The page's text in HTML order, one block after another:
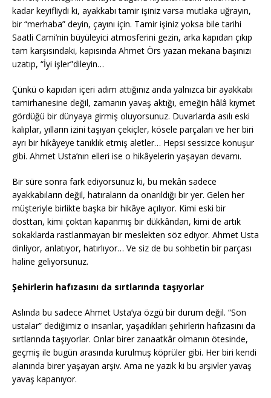
kadar keyifliydi ki, ayakkabı tamir işiniz varsa mutlaka uğrayın,
bir “merhaba” deyin, çayını için. Tamir işiniz yoksa bile tarihi
Saatli Cami’nin büyüleyici atmosferini gezin, arka kapıdan çıkıp
tam karşısındaki, kapısında Ahmet Örs yazan mekana başınızı
uzatıp, “İyi işler”dileyin…
Çünkü o kapıdan içeri adım attığınız anda yalnızca bir ayakkabı
tamirhanesine değil, zamanın yavaş aktığı, emeğin hâlâ kıymet
gördüğü bir dünyaya girmiş oluyorsunuz. Duvarlarda asılı eski
kalıplar, yılların izini taşıyan çekiçler, kösele parçaları ve her biri
ayrı bir hikâyeye tanıklık etmiş aletler… Hepsi sessizce konuşur
gibi. Ahmet Usta’nın elleri ise o hikâyelerin yaşayan devamı.
Bir süre sonra fark ediyorsunuz ki, bu mekân sadece
ayakkabıların değil, hatıraların da onarıldığı bir yer. Gelen her
müşteriyle birlikte başka bir hikâye açılıyor. Kimi eski bir
dosttan, kimi çoktan kapanmış bir dükkândan, kimi de artık
sokaklarda rastlanmayan bir meslekten söz ediyor. Ahmet Usta
dinliyor, anlatıyor, hatırlıyor… Ve siz de bu sohbetin bir parçası
haline geliyorsunuz.
Şehirlerin hafızasını da sırtlarında taşıyorlar
Aslında bu sadece Ahmet Usta’ya özgü bir durum değil. “Son
ustalar” dediğimiz o insanlar, yaşadıkları şehirlerin hafızasını da
sırtlarında taşıyorlar. Onlar birer zanaatkâr olmanın ötesinde,
geçmiş ile bugün arasında kurulmuş köprüler gibi. Her biri kendi
alanında birer yaşayan arşiv. Ama ne yazık ki bu arşivler yavaş
yavaş kapanıyor.